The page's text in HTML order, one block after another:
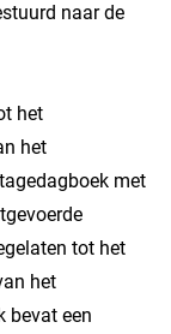
naar de
het
het
met
tot het
het
bevat een